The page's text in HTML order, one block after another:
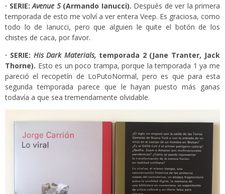
· SERIE:Avenue 5(Armando Ianucci). Después de ver la primera
temporada de esto me volví a ver entera Veep. Es graciosa, como
todo lo de Ianucci, pero que alguien le quite el botón de los
chistes de caca, por favor.
· SERIE: His Dark Materials, temporada 2 (Jane Tranter, Jack
Thorne). Esto es un poco trampa, porque la temporada 1 ya me
pareció el recopetín de LoPutoNormal, pero es que para esta
segunda temporada parece que le hayan puesto más ganas
todavía a que sea tremendamente olvidable.